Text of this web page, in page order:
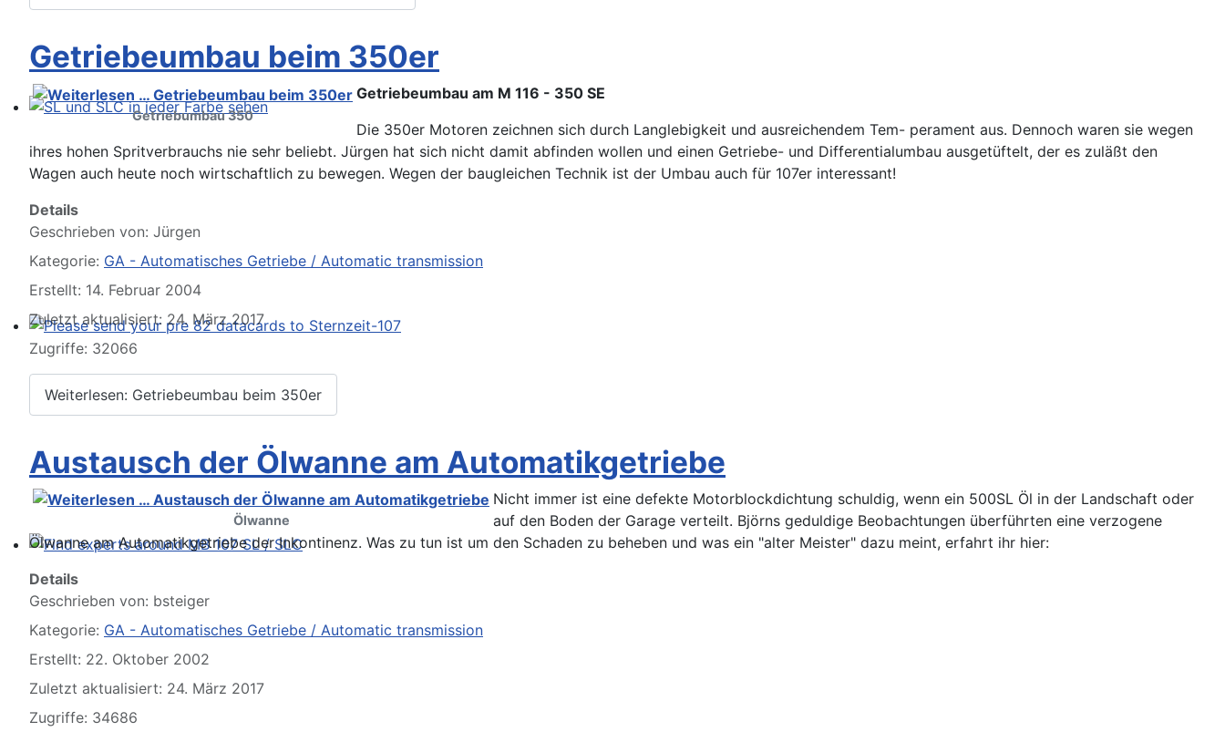
Please send your pre 82 datacards to Sternzeit-107
Getriebeumbau beim 350er
Getriebumbau 350
Getriebeumbau am M 116 - 350 SE
Die 350er Motoren zeichnen sich durch Langlebigkeit und ausreichendem Tem- perament aus. Dennoch waren sie wegen
ihres hohen Spritverbrauchs nie sehr beliebt. Jürgen hat sich nicht damit abfinden wollen und einen Getriebe- und Differentialumbau ausgetüftelt, der es zuläßt den
Wagen auch heute noch wirtschaftlich zu bewegen. Wegen der baugleichen Technik ist der Umbau auch für 107er interessant!
Details
Geschrieben von: Jürgen
Kategorie: GA - Automatisches Getriebe / Automatic transmission
Erstellt: 14. Februar 2004
Zuletzt aktualisiert: 24. März 2017
Zugriffe: 32066
Weiterlesen: Getriebeumbau beim 350er
Austausch der Ölwanne am Automatikgetriebe
Ölwanne
Nicht immer ist eine defekte Motorblockdichtung schuldig, wenn ein 500SL Öl in der Landschaft oder
auf den Boden der Garage verteilt. Björns geduldige Beobachtungen überführten eine verzogene
Ölwanne am Automatikgetriebe der Inkontinenz. Was zu tun ist um den Schaden zu beheben und was ein "alter Meister" dazu meint, erfahrt ihr hier:
Details
Geschrieben von: bsteiger
Kategorie: GA - Automatisches Getriebe / Automatic transmission
Erstellt: 22. Oktober 2002
Zuletzt aktualisiert: 24. März 2017
Zugriffe: 34686